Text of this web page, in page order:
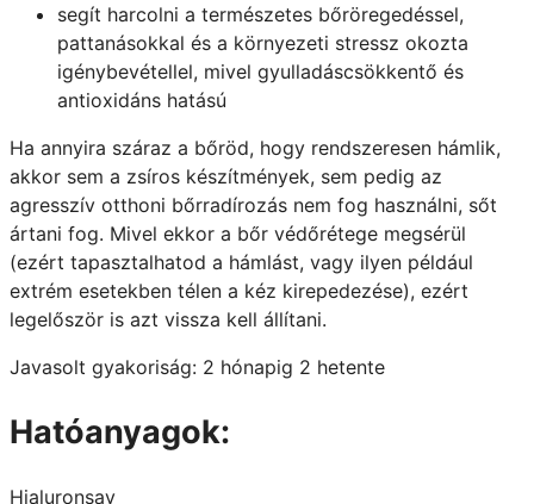
segít harcolni a természetes bőröregedéssel,
pattanásokkal és a környezeti stressz okozta
igénybevétellel, mivel gyulladáscsökkentő és
antioxidáns hatású
Ha annyira száraz a bőröd, hogy rendszeresen hámlik,
akkor sem a zsíros készítmények, sem pedig az
agresszív otthoni bőrradírozás nem fog használni, sőt
ártani fog. Mivel ekkor a bőr védőrétege megsérül
(ezért tapasztalhatod a hámlást, vagy ilyen például
extrém esetekben télen a kéz kirepedezése), ezért
legelőször is azt vissza kell állítani.
Javasolt gyakoriság: 2 hónapig 2 hetente
Hatóanyagok:
Hialuronsav